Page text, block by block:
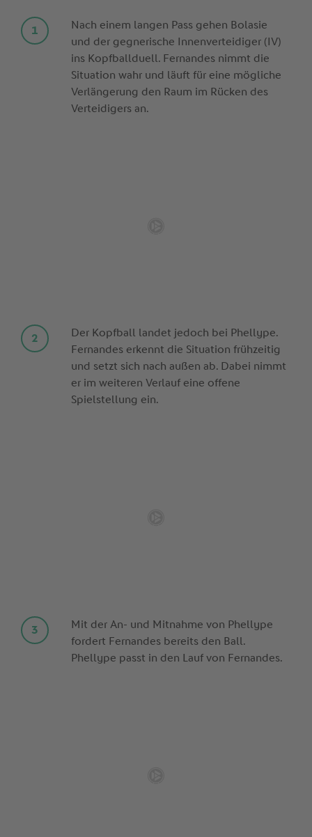
Nach einem langen Pass gehen Bolasie
und der gegnerische Innenverteidiger (IV)
ins Kopfballduell. Fernandes nimmt die
Situation wahr und läuft für eine mögliche
Verlängerung den Raum im Rücken des
Verteidigers an.
Der Kopfball landet jedoch bei Phellype.
Fernandes erkennt die Situation frühzeitig
und setzt sich nach außen ab. Dabei nimmt
er im weiteren Verlauf eine offene
Spielstellung ein.
Mit der An- und Mitnahme von Phellype
fordert Fernandes bereits den Ball.
Phellype passt in den Lauf von Fernandes.